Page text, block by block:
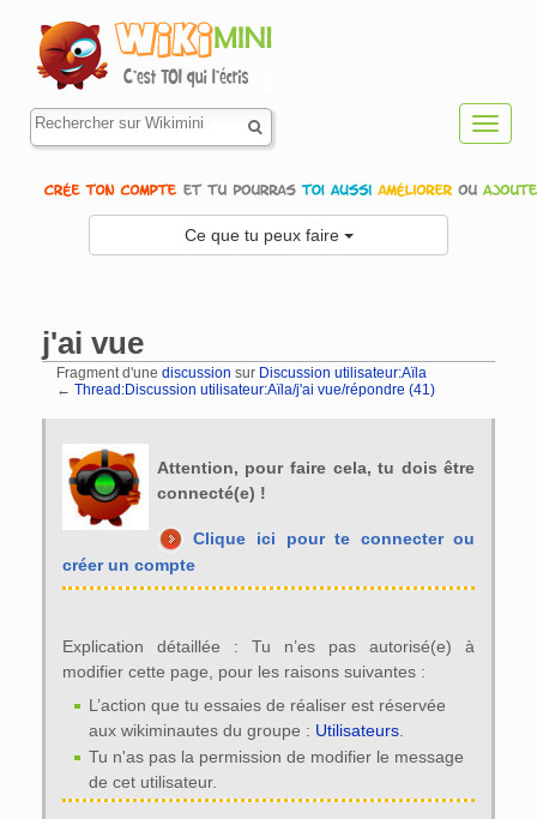
Ce que tu peux faire
j'ai vue
Fragment d'une discussion sur Discussion utilisateur:Aïla
← Thread:Discussion utilisateur:Aïla/j'ai vue/répondre (41)
Attention, pour faire cela, tu dois être
connecté(e) !
Clique ici pour te connecter ou
créer un compte
Explication détaillée : Tu n’es pas autorisé(e) à
modifier cette page, pour les raisons suivantes :
L’action que tu essaies de réaliser est réservée
aux wikiminautes du groupe : Utilisateurs
Tu n'as pas la permission de modifier le message
de cet utilisateur.